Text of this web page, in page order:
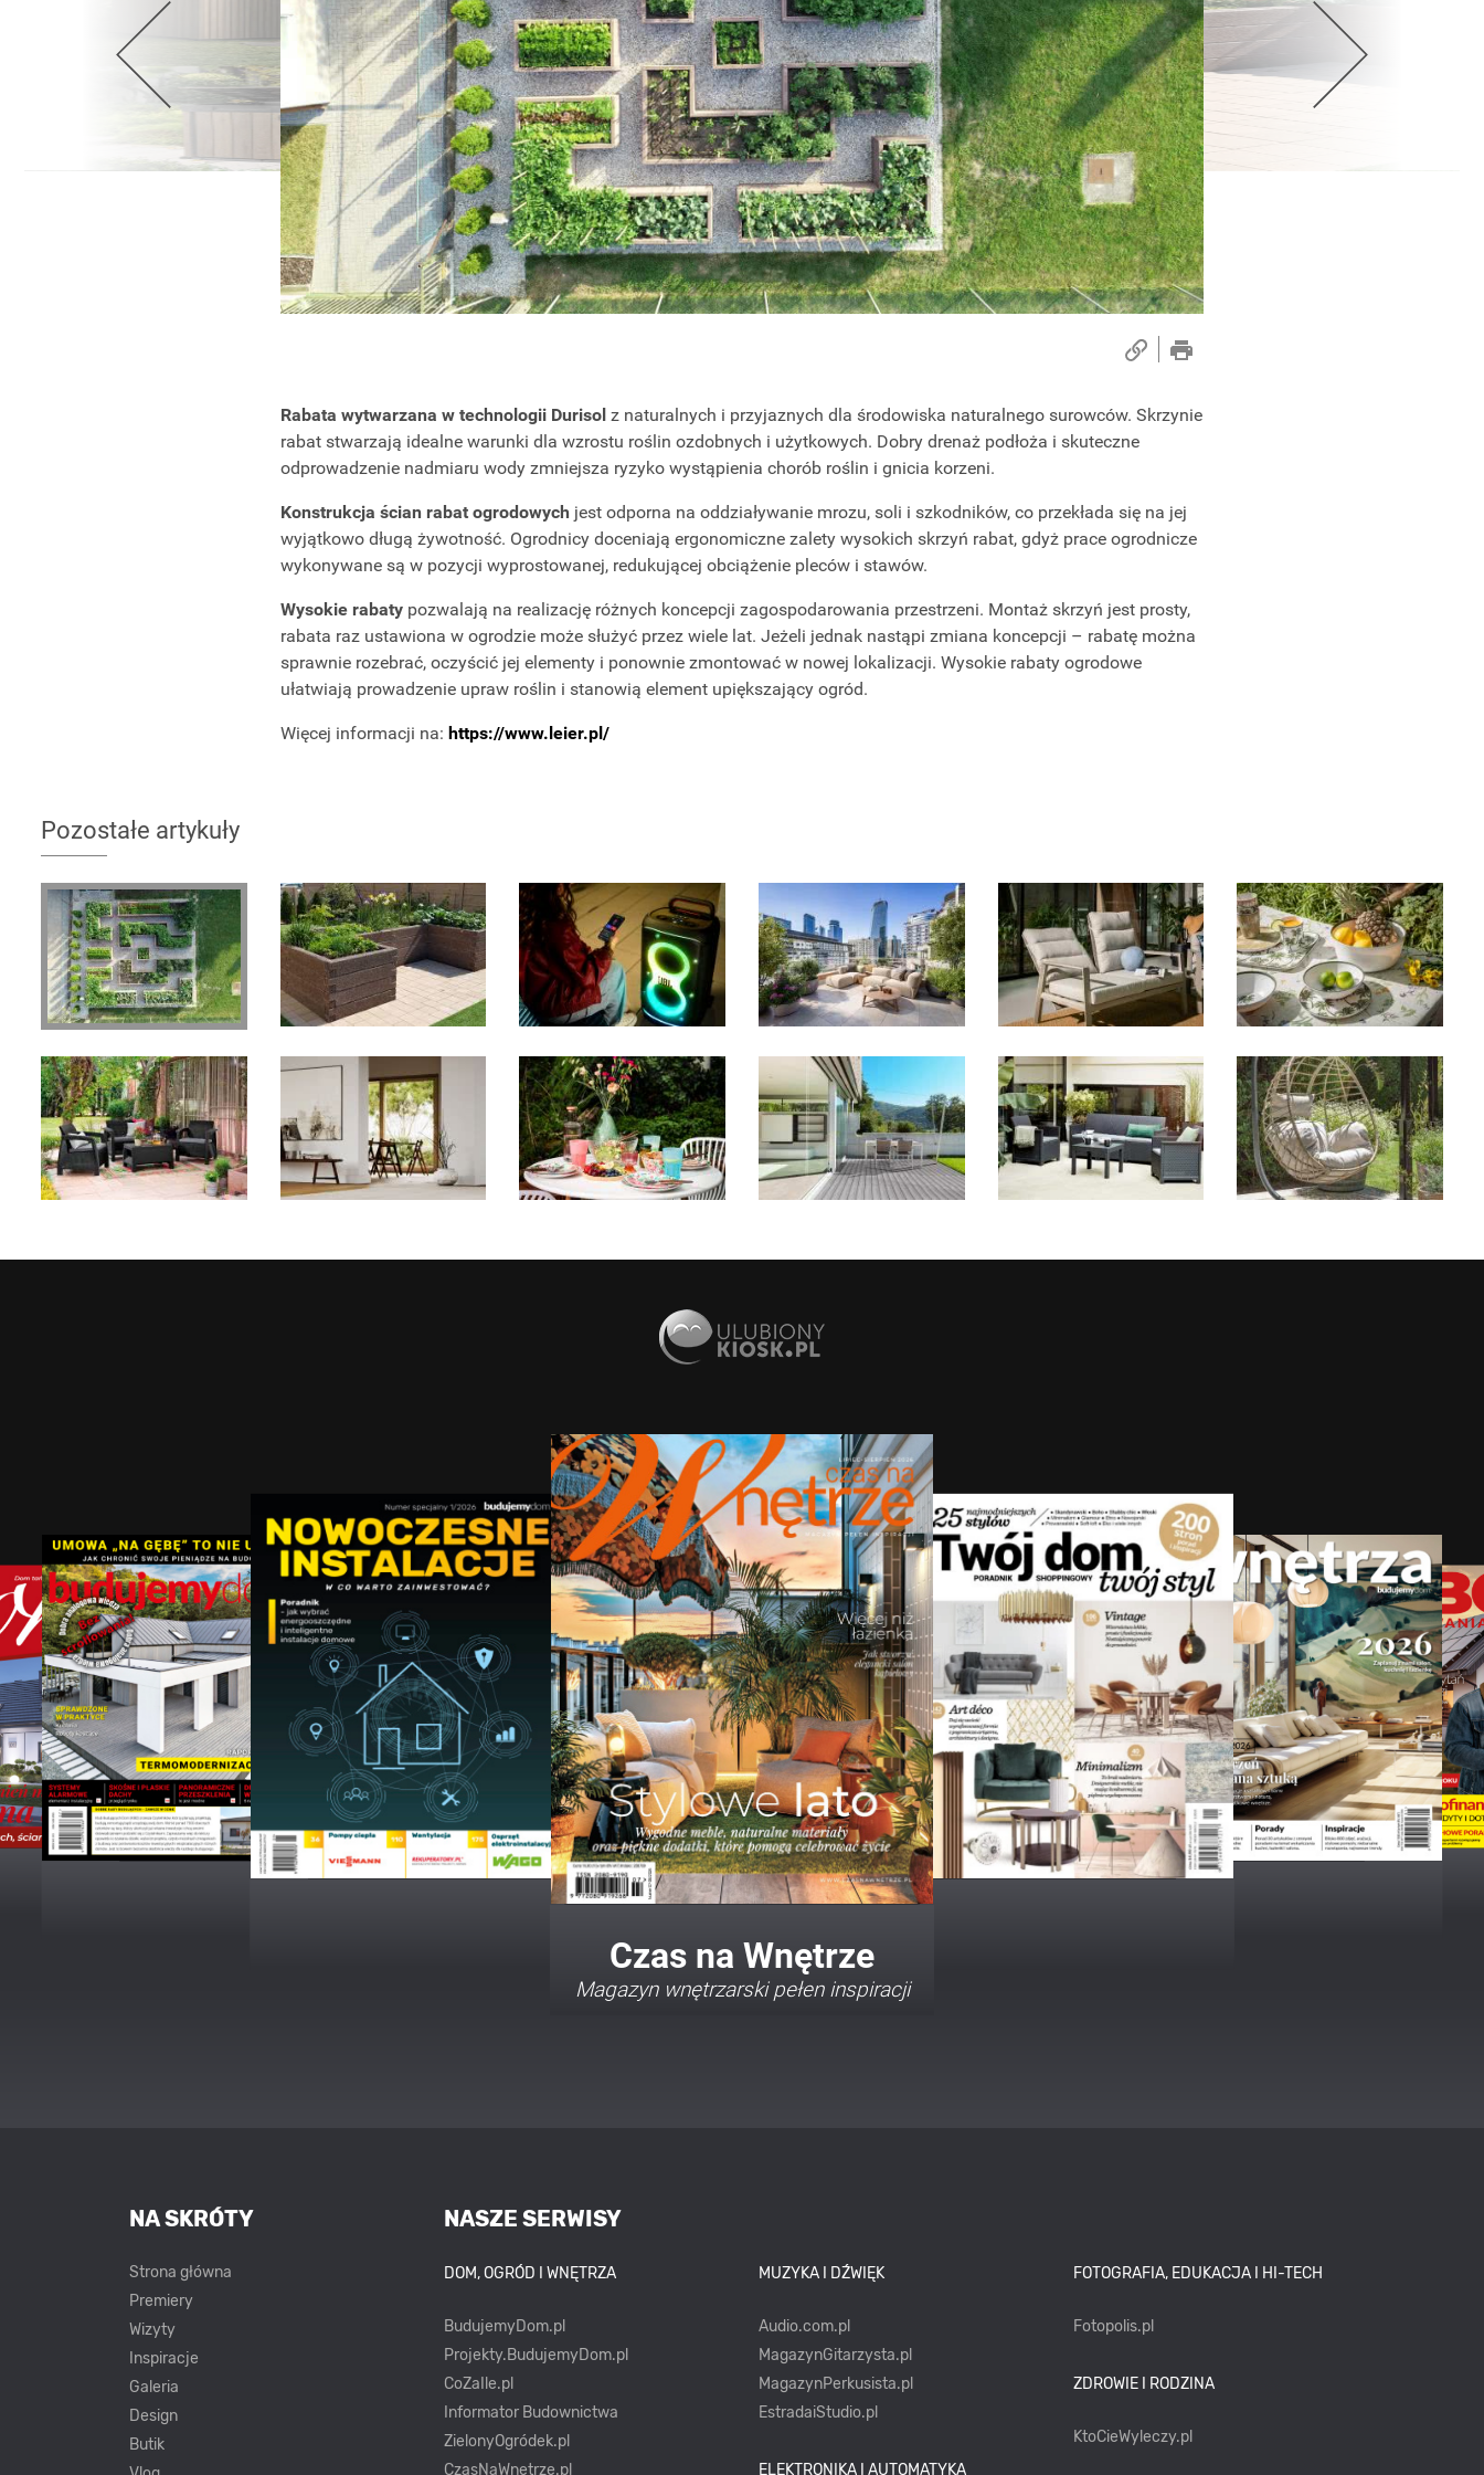
Wellnes
DIY
Rabata wytwarzana w technologii Durisol z naturalnych i przyjaznych dla środowiska naturalnego surowców. Skrzynie
rabat stwarzają idealne warunki dla wzrostu roślin ozdobnych i użytkowych. Dobry drenaż podłoża i skuteczne
odprowadzenie nadmiaru wody zmniejsza ryzyko wystąpienia chorób roślin i gnicia korzeni.
Konstrukcja ścian rabat ogrodowych jest odporna na oddziaływanie mrozu, soli i szkodników, co przekłada się na jej
wyjątkowo długą żywotność. Ogrodnicy doceniają ergonomiczne zalety wysokich skrzyń rabat, gdyż prace ogrodnicze
wykonywane są w pozycji wyprostowanej, redukującej obciążenie pleców i stawów.
Wysokie rabatypozwalają na realizację różnych koncepcji zagospodarowania przestrzeni. Montaż skrzyń jest prosty,
rabata raz ustawiona w ogrodzie może służyć przez wiele lat. Jeżeli jednak nastąpi zmiana koncepcji – rabatę można
sprawnie rozebrać, oczyścić jej elementy i ponownie zmontować w nowej lokalizacji. Wysokie rabaty ogrodowe
ułatwiają prowadzenie upraw roślin i stanowią element upiększający ogród.
Więcej informacji na: https://www.leier.pl/
Pozostałe artykuły
Twój Dom Twój Styl
Porady i inspiracje w najmodniejszych
NASZE SERWISY
DOM, OGRÓD I WNĘTRZA
BudujemyDom.pl
Projekty.BudujemyDom.pl
CoZaIle.pl
Informator Budownictwa
ZielonyOgródek.pl
CzasNaWnetrze.pl
MUZYKA I DŹWIĘK
Audio.com.pl
MagazynGitarzysta.pl
MagazynPerkusista.pl
EstradaiStudio.pl
ELEKTRONIKA I AUTOMATYKA
FOTOGRAFIA, EDUKACJA I HI-TECH
Fotopolis.pl
ZDROWIE I RODZINA
KtoCieWyleczy.pl
NA SKRÓTY
Strona główna
Premiery
Wizyty
Inspiracje
Galeria
Design
Butik